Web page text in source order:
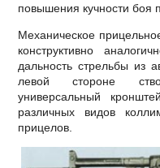
повышения кучности боя
Механическое
конструктивно
дальность стрельбы из
левой стороне
универсальный
различных видов
прицелов.